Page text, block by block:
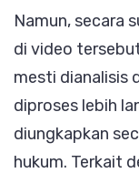
Namun, secara
di video
mesti dianalisis
diproses lebih
diungkapkan
hukum. Terkait